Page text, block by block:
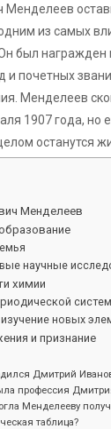
из самых
был
и почетных
Менделеев
1907 года, но
останутся
Менделеев
научные
химии
новых
и признание
Дмитрий
профессия
Менделееву
таблица?